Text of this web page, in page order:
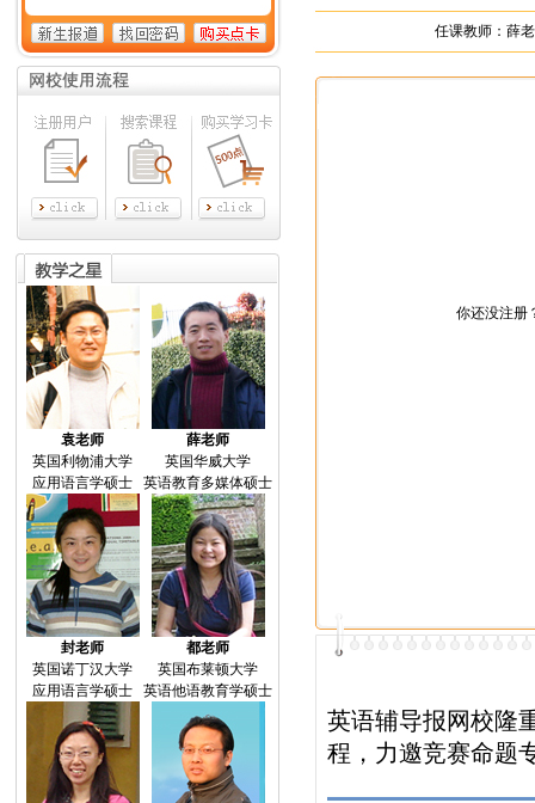
袁老师
薛老师
英国利物浦大学
英国华威大学
应用语言学硕士
英语教育多媒体硕士
封老师
都老师
英国诺丁汉大学
英国布莱顿大学
应用语言学硕士
英语他语教育学硕士
任课教师：薛
你还没注册
英语辅导报网校隆
程，力邀竞赛命题